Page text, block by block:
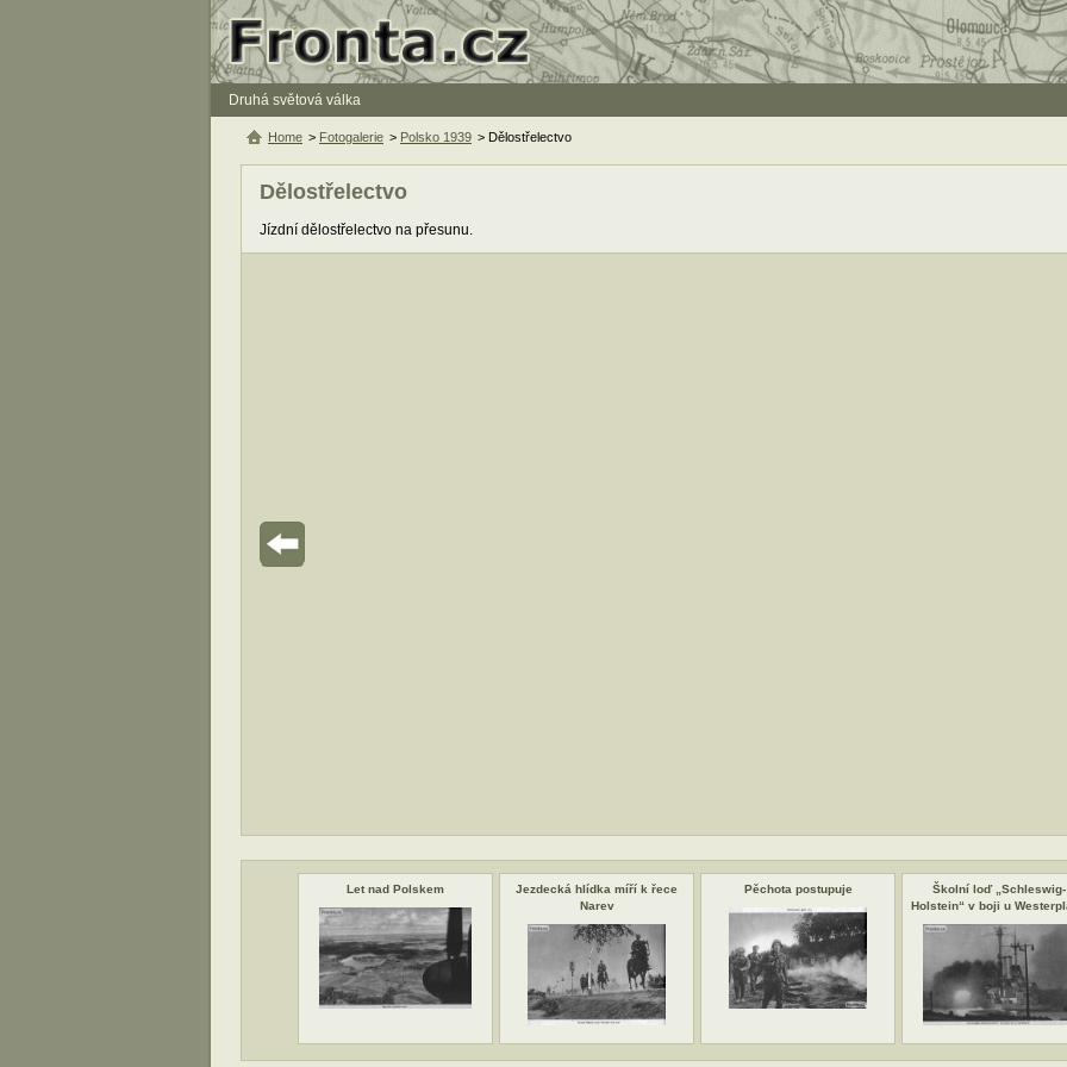
Druhá světová válka
Dělostřelectvo
Jízdní dělostřelectvo na přesunu.
Let nad Polskem
Jezdecká hlídka míří k řece
Narev
Pěchota postupuje
Školní loď „Schleswig-
Holstein“ v boji u
Home > Fotogalerie > Polsko 1939 > Dělostřelectvo